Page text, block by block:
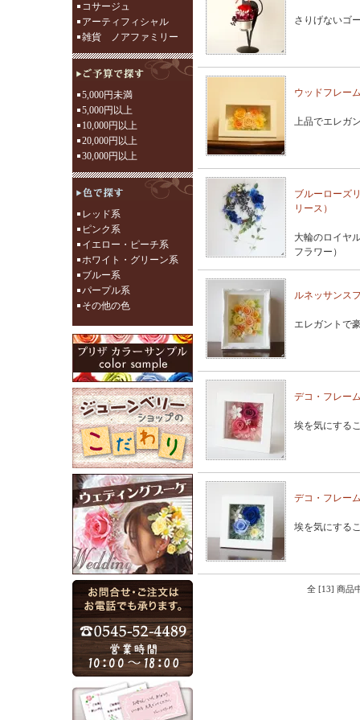
コサージュ
アーティフィシャル
雑貨 ノアファミリー
5,000円未満
5,000円以上
10,000円以上
20,000円以上
30,000円以上
レッド系
ピンク系
イエロー・ピーチ系
ホワイト・グリーン系
ブルー系
パープル系
その他の色
さりげないゴ
ウッドフレー
上品でエレガ
ブルーローズ
リース）
大輪のロイヤ
フラワー）
ルネッサンス
エレガントで
デコ・フレー
埃を気にする
デコ・フレー
埃を気にする
全 [13] 商品